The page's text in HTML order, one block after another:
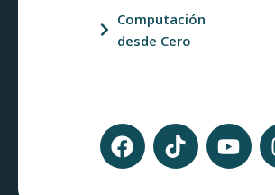
Computación
desde Cero